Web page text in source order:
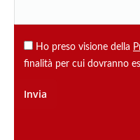
Ho preso visione della
finalità per cui dovranno